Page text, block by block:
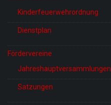
Kinderfeuerwehrordnung
Dienstplan
Fördervereine
Jahreshauptversammlungen
Satzungen